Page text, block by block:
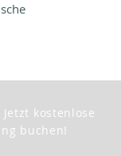
Jetzt kostenlose
buchen!